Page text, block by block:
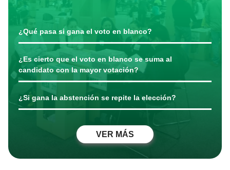
¿Qué pasa si gana el voto en blanco?
¿Es cierto que el voto en blanco se suma al
candidato con la mayor votación?
¿Si gana la abstención se repite la elección?
VER MÁS